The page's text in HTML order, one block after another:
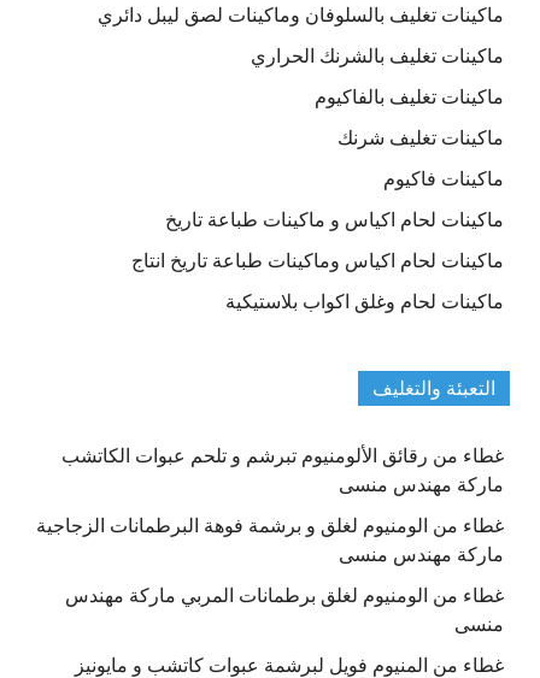
ماكينات تغليف بالسلوفان وماكينات لصق ليبل دائري
ماكينات تغليف بالشرنك الحراري
ماكينات تغليف بالفاكيوم
ماكينات تغليف شرنك
ماكينات فاكيوم
ماكينات لحام اكياس و ماكينات طباعة تاريخ
ماكينات لحام اكياس وماكينات طباعة تاريخ انتاج
ماكينات لحام وغلق اكواب بلاستيكية
التعبئة والتغليف
غطاء من رقائق الألومنيوم تبرشم و تلحم عبوات الكاتشب
ماركة مهندس منسى
غطاء من الومنيوم لغلق و برشمة فوهة البرطمانات الزجاجية
ماركة مهندس منسى
غطاء من الومنيوم لغلق برطمانات المربي ماركة مهندس
منسى
غطاء من المنيوم فويل لبرشمة عبوات كاتشب و مايونيز